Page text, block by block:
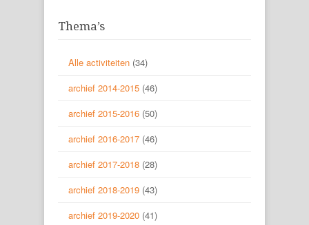
Thema’s
Alle activiteiten (34)
archief 2014-2015 (46)
archief 2015-2016 (50)
archief 2016-2017 (46)
archief 2017-2018 (28)
archief 2018-2019 (43)
archief 2019-2020 (41)